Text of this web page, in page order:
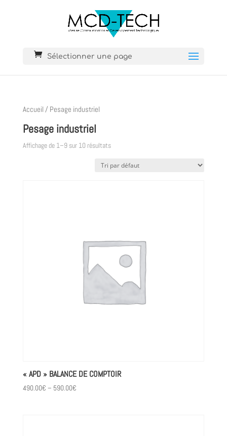
Sélectionner une page
Accueil / Pesage industriel
Pesage industriel
Affichage de 1–9 sur 10 résultats
« APD » BALANCE DE COMPTOIR
490.00€ – 590.00€